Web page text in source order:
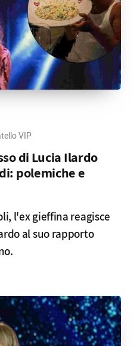
VIP
di Lucia Ilardo
polemiche e
l'ex gieffina reagisce
al suo rapporto